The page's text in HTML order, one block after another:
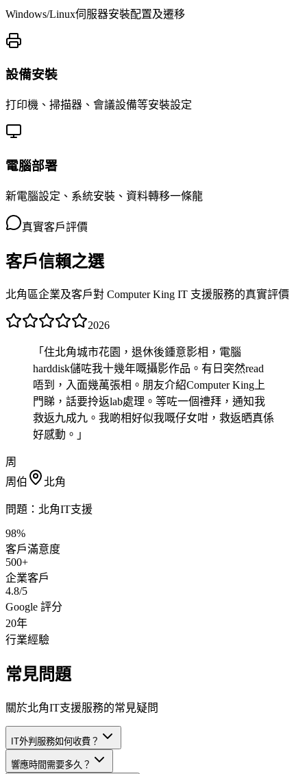
Windows/Linux伺服器安裝配置及遷移
設備安裝
打印機、掃描器、會議設備等安裝設定
電腦部署
新電腦設定、系統安裝、資料轉移一條龍
真實客戶評價
客戶信賴之選
北角區企業及客戶對 Computer King IT 支援服務的真實評價
2026
「 住北角城市花園，退休後鍾意影相，電腦
harddisk儲咗我十幾年嘅攝影作品。有日突然read
唔到，入面幾萬張相。朋友介紹Computer King上
門睇，話要拎返lab處理。等咗一個禮拜，通知我
救返九成九。我啲相好似我嘅仔女咁，救返晒真係
好感動。 」
周
周伯
北角
問題： 北角IT支援
98%
客戶滿意度
500+
企業客戶
4.8/5
Google 評分
20年
行業經驗
常見問題
關於北角IT支援服務的常見疑問
IT外判服務如何收費？
響應時間需要多久？